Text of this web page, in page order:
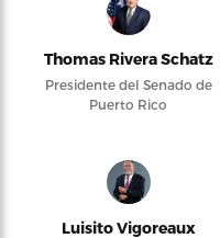
Thomas Rivera Schatz
Presidente del Senado de
Puerto Rico
Luisito Vigoreaux